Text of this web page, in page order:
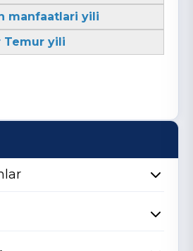
manfaatlari yili
Temur yili